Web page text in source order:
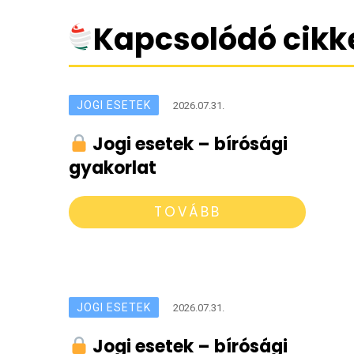
Kapcsolódó
JOGI ESETEK 2026.07.31.
Jogi esetek – bírósági
gyakorlat
TOVÁBB
JOGI ESETEK 2026.07.31.
Jogi esetek – bírósági